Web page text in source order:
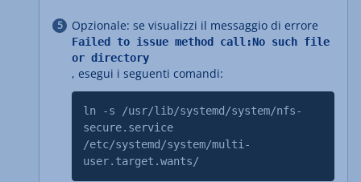
Opzionale: se visualizzi il messaggio di errore
Failed to issue method call:No such file
or directory
, esegui i seguenti comandi:
ln -s /usr/lib/systemd/system/nfs-
secure.service
/etc/systemd/system/multi-
user.target.wants/